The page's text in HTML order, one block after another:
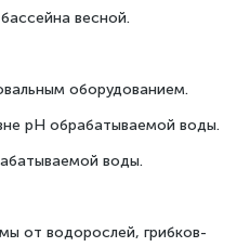
весной.
оборудованием.
рН обрабатываемой воды.
воды.
от водорослей, грибков-